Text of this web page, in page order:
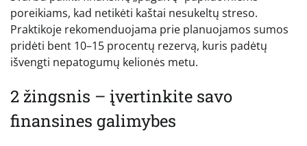
poreikiams, kad netikėti kaštai nesukeltų streso.
Praktikoje rekomenduojama prie planuojamos sumos
pridėti bent 10–15 procentų rezervą, kuris padėtų
išvengti nepatogumų kelionės metu.
2 žingsnis – įvertinkite savo
finansines galimybes